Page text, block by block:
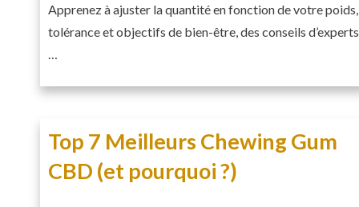
Apprenez à ajuster la quantité en fonction de votre poids,
tolérance et objectifs de bien-être, des conseils d’experts
…
Top 7 Meilleurs Chewing Gum
CBD (et pourquoi ?)